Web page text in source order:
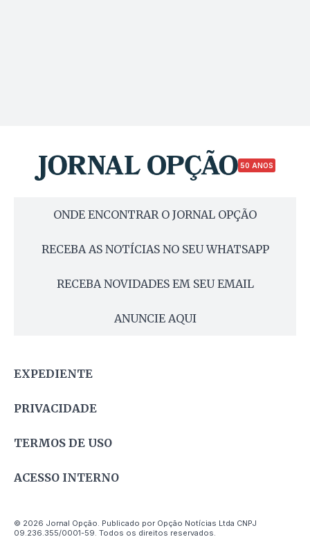
50 ANOS
ONDE ENCONTRAR O JORNAL OPÇÃO
RECEBA AS NOTÍCIAS NO SEU WHATSAPP
RECEBA NOVIDADES EM SEU EMAIL
ANUNCIE AQUI
EXPEDIENTE
PRIVACIDADE
TERMOS DE USO
ACESSO INTERNO
© 2026 Jornal Opção. Publicado por Opção Notícias Ltda CNPJ
09.236.355/0001-59. Todos os direitos reservados.